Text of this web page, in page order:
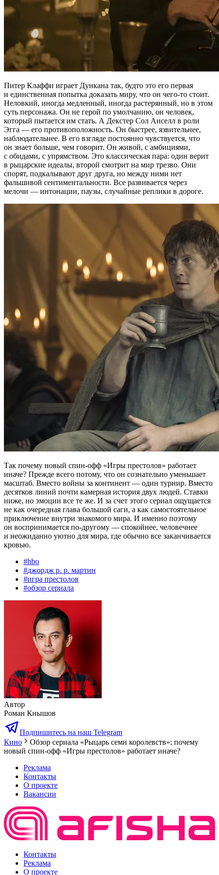
Питер Клаффи играет Дункана так, будто это его первая
и единственная попытка доказать миру, что он чего-то стоит.
Неловкий, иногда медленный, иногда растерянный, но в этом
суть персонажа. Он не герой по умолчанию, он человек,
который пытается им стать. А Декстер Сол Анселл в роли
Эгга — его противоположность. Он быстрее, язвительнее,
наблюдательнее. В его взгляде постоянно чувствуется, что
он знает больше, чем говорит. Он живой, с амбициями,
с обидами, с упрямством. Это классическая пара: один верит
в рыцарские идеалы, второй смотрит на мир трезво. Они
спорят, подкалывают друг друга, но между ними нет
фальшивой сентиментальности. Все развивается через
мелочи — интонации, паузы, случайные реплики в дороге.
Так почему новый спин-офф «Игры престолов» работает
иначе? Прежде всего потому, что он сознательно уменьшает
масштаб. Вместо войны за континент — один турнир. Вместо
десятков линий почти камерная история двух людей. Ставки
ниже, но эмоции все те же. И за счет этого сериал ощущается
не как очередная глава большой саги, а как самостоятельное
приключение внутри знакомого мира. И именно поэтому
он воспринимается по-другому — спокойнее, человечнее
и неожиданно уютно для мира, где обычно все заканчивается
кровью.
#hbo
#джордж р. р. мартин
#игра престолов
#обзор сериала
Автор
Роман Кнышов
Подпишитесь на наш Telegram
Кино
Обзор сериала «Рыцарь семи королевств»: почему
новый спин-офф «Игры престолов» работает иначе?
Реклама
Контакты
О проекте
Вакансии
Контакты
Реклама
О проекте